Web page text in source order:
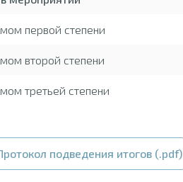
первой степени
второй степени
третьей степени
подведения итогов (.pdf)